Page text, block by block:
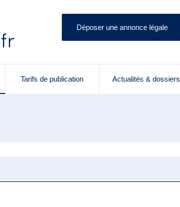
Déposer une annonce légale
Tarifs de publication Actualités & dossiers